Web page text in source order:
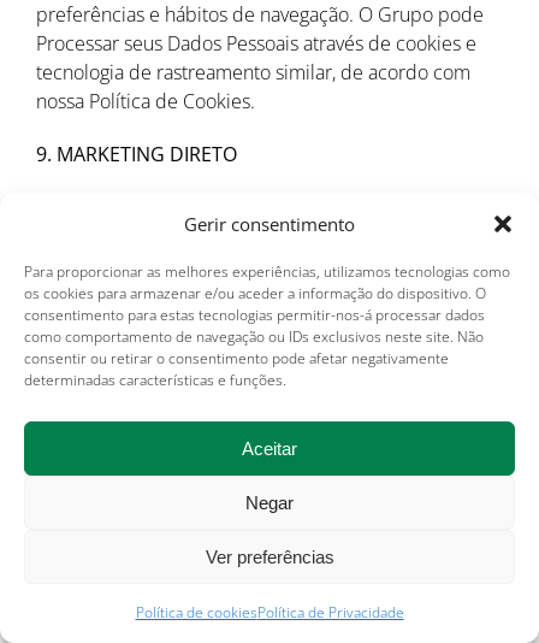
Gerir consentimento
Para proporcionar as melhores experiências, utilizamos tecnologias como
os cookies para armazenar e/ou aceder a informação do dispositivo. O
consentimento para estas tecnologias permitir-nos-á processar dados
como comportamento de navegação ou IDs exclusivos neste site. Não
consentir ou retirar o consentimento pode afetar negativamente
determinadas características e funções.
Aceitar
Negar
Ver preferências
Política de cookiesPolítica de Privacidade
preferências e hábitos de navegação. O Grupo pode
Processar seus Dados Pessoais através de cookies e
tecnologia de rastreamento similar, de acordo com
nossa Política de Cookies.
9. MARKETING DIRETO
para entrar em contato com você, principalmente por
correio e e-mail e, ocasionalmente, por telefone, para
fornecer informações sobre produtos e serviços que
possam ser do seu interesse, desde que tenhamos
obtido seu consentimento prévio, na medida exigida
pela legislação e regulamentação aplicável.
marketing da nossa parte, pode cancelar a inscrição a
qualquer momento, entrando em contato com seu
contato habitual dentro do Grupo. Após cancelar a
inscrição, não enviaremos mais e-mails promocionais,
comunicações relacionadas a serviços na medida